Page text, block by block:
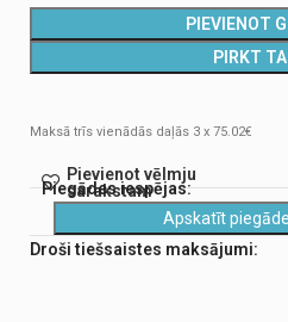
PIEVIENOT
PIRKT
Maksā trīs vienādās daļās 3 x 75.02€
Pievienot vēlmju
sarakstam
Piegādes iespējas:
Apskatīt
Droši tiešsaistes maksājumi: